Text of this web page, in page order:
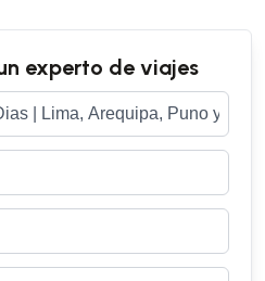
experto de viajes